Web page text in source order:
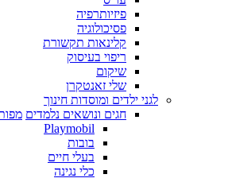
פיזיותרפיה
פסיכולוגיה
קלינאות תקשורת
ריפוי בעיסוק
שיקום
שלי זאנטקרן
לגני ילדים ומוסדות חינוך
חגים ונושאים נלמדים
Playmobil
בובות
בעלי חיים
כלי נגינה